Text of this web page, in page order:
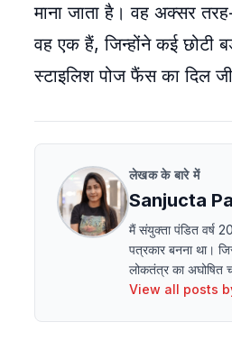
माना जाता है। वह अक्सर
वह एक हैं, जिन्होंने कई छोटी
स्टाइलिश पोज फैंस का दिल
लेखक के बारे में
Sanjucta
मैं संयुक्ता पंडित वर्ष
पत्रकार बनना था।
लोकतंत्र का अघोषित
View all posts